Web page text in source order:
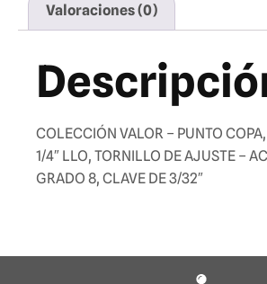
Valoraciones (0)
COLECCIÓN VALOR – PUNTO
1/4″ LLO, TORNILLO DE AJUSTE –
GRADO 8, CLAVE DE 3/32″